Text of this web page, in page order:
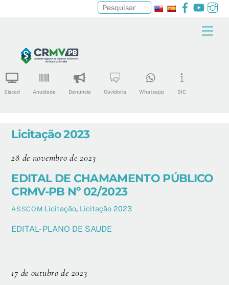
content
Facebook
Siscad Anuidade Denúncia Ouvidoria Whatsapp SIC
Pesquisar
Licitação 2023
28 de novembro de 2023
EDITAL DE CHAMAMENTO PÚBLICO
CRMV-PB Nº 02/2023
ASSCOM Licitação, Licitação 2023
EDITAL- PLANO DE SAUDE
17 de outubro de 2023